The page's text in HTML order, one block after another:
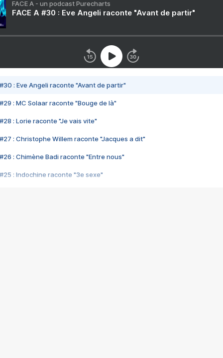
FACE A - un podcast Purecharts
FACE A #30 : Eve Angeli raconte "Avant de partir"
#30 : Eve Angeli raconte "Avant de partir"
#29 : MC Solaar raconte "Bouge de là"
#28 : Lorie raconte "Je vais vite"
#27 : Christophe Willem raconte "Jacques a dit"
#26 : Chimène Badi raconte "Entre nous"
#25 : Indochine raconte "3e sexe"